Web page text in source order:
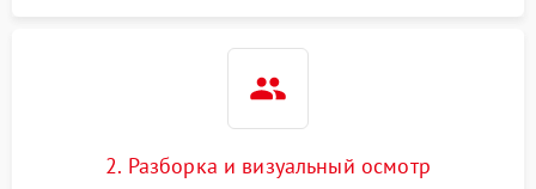
2. Разборка и визуальный осмотр